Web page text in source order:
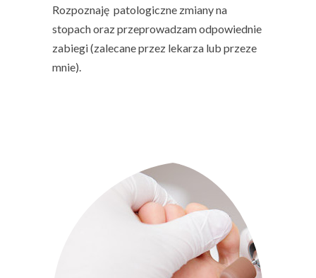
Rozpoznaję patologiczne zmiany na
stopach oraz przeprowadzam odpowiednie
zabiegi (zalecane przez lekarza lub przeze
mnie).